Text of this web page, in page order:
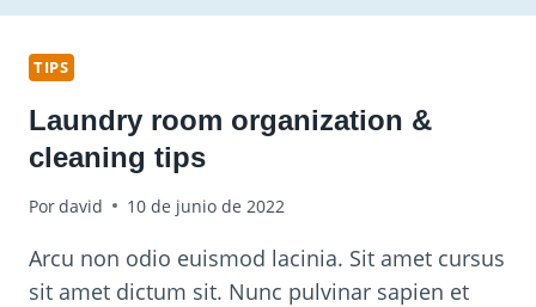
TIPS
Laundry room organization &
cleaning tips
Pordavid 10 de junio de 2022
Arcu non odio euismod lacinia. Sit amet cursus
sit amet dictum sit. Nunc pulvinar sapien et